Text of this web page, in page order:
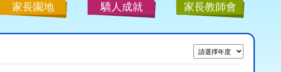
家長園地 驕人成就 家長教師會